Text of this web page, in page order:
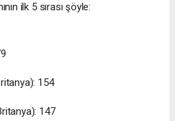
ilk 5 sırası şöyle:
154
147